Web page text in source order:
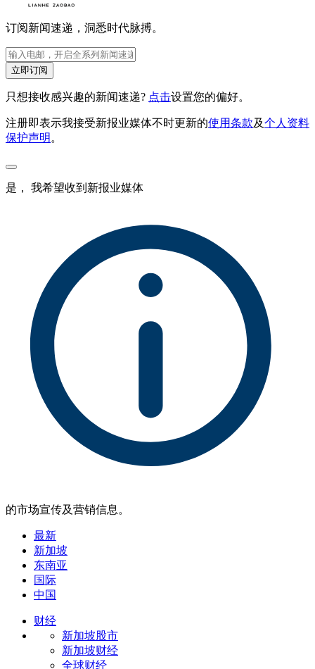
订阅新闻速递，洞悉时代脉搏。
立即订阅
只想接收感兴趣的新闻速递? 点击设置您的偏好。
注册即表示我接受新报业媒体不时更新的使用条款及个人资料
保护声明 。
是， 我希望收到新报业媒体
的市场宣传及营销信息。
最新
新加坡
东南亚
国际
中国
财经
新加坡股市
新加坡财经
全球财经